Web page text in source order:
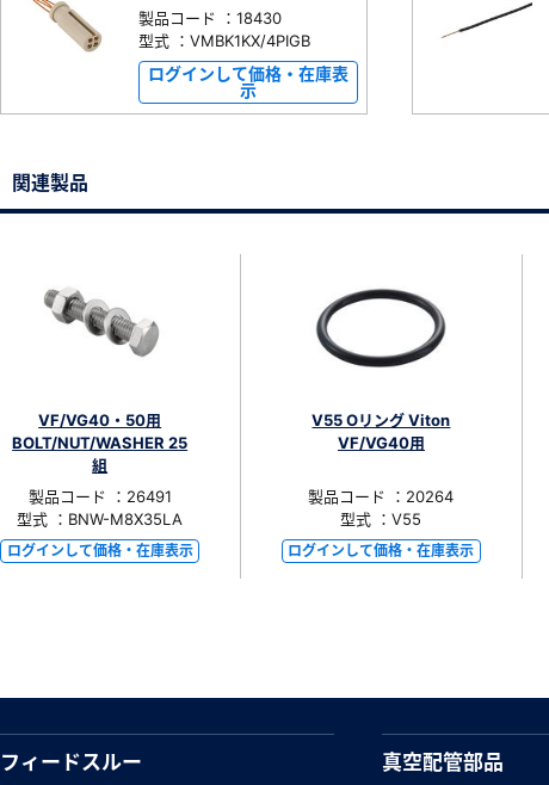
製品コード ：18430
型式 ：VMBK1KX/4PIGB
ログインして価格・在庫表
示
関連製品
VF/VG40・50用
BOLT/NUT/WASHER 25
組
製品コード ：26491
型式 ：BNW-M8X35LA
ログインして価格・在庫表示
V55 Oリング Viton
VF/VG40用
製品コード ：20264
型式 ：V55
ログインして価格・在庫表示
フィードスルー 真空配管部品